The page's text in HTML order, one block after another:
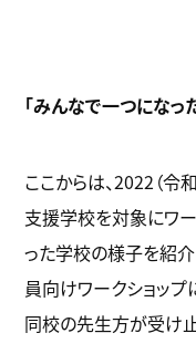
「みんなで一つになっ
ここからは、2022（令
支援学校を対象にワ
った学校の様子を紹
員向けワークショッ
同校の先生方が受け